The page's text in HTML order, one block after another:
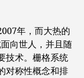
年，而大热的
向世人，并且随
技术。栅格系统
对称性概念和排